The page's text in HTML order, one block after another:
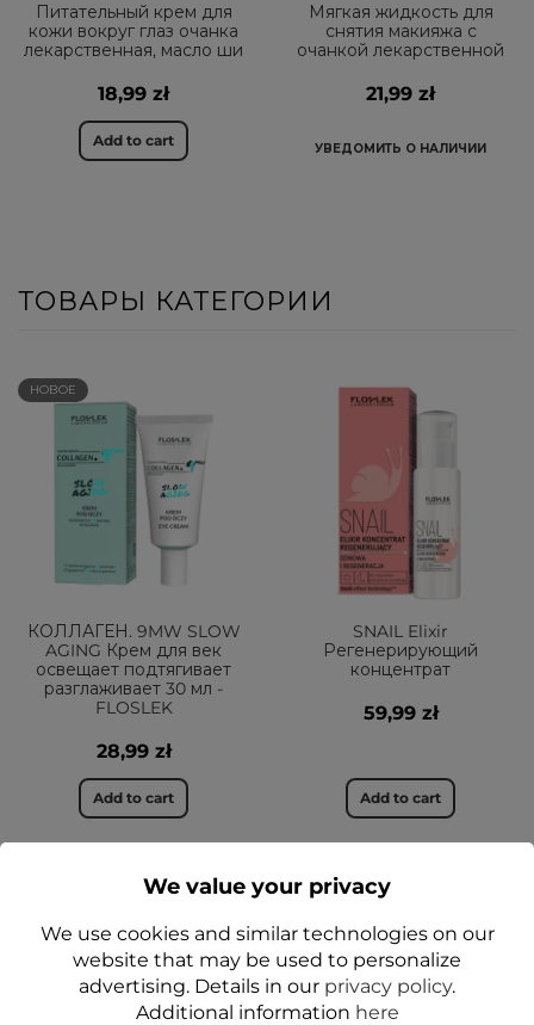
Питательный крем для
кожи вокруг глаз очанка
лекарственная, масло ши
18,99 zł
Add to cart
Мягкая жидкость для
снятия макияжа с
очанкой лекарственной
21,99 zł
УВЕДОМИТЬ О НАЛИЧИИ
ТОВАРЫ КАТЕГОРИИ
НОВОЕ
КОЛЛАГЕН. 9MW SLOW
AGING Крем для век
освещает подтягивает
разглаживает 30 мл -
FLOSLEK
28,99 zł
Add to cart
SNAIL Elixir
Регенерирующий
концентрат
59,99 zł
Add to cart
ДА
1+1-40%
1+1-40%
We value your privacy
We use cookies and similar technologies on our
website that may be used to personalize
advertising. Details in our privacy policy.
Additional information here